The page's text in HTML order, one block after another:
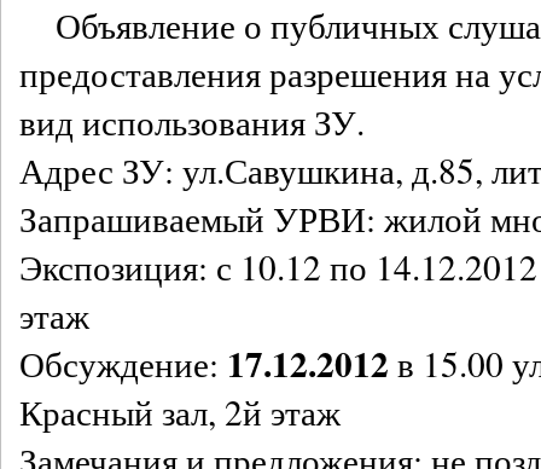
Объявление о публичных
предоставления разрешения на
вид использования ЗУ.
Адрес ЗУ: ул.Савушкина, д.85,
Запрашиваемый УРВИ: жилой
Экспозиция: с 10.12 по
этаж
Обсуждение: 17.12.2012 в 15.00
Красный зал, 2й этаж